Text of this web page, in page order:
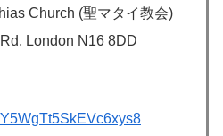
Church (聖マタイ教会)
London N16 8DD